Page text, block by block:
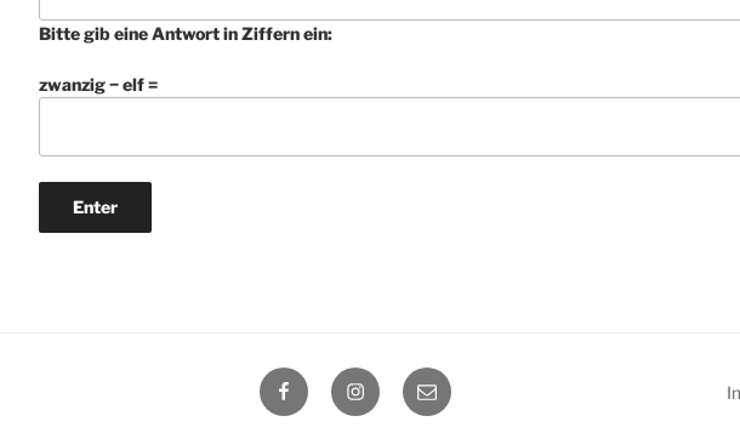
Bitte gib eine Antwort in Ziffern ein:
zwanzig − elf =
FacebookInstagram
E-
Mail